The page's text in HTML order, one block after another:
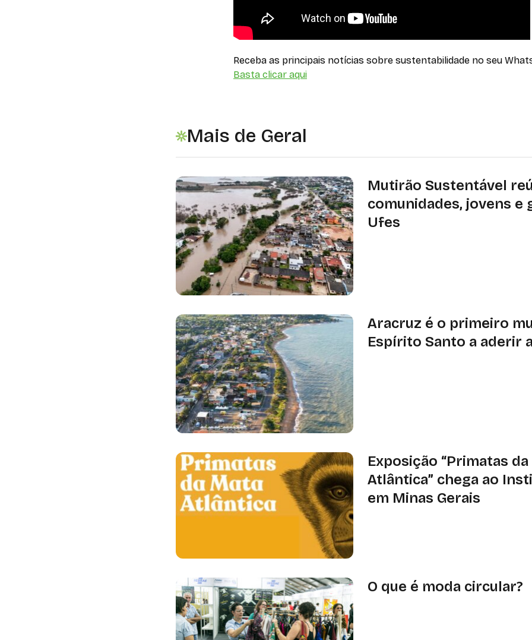
Receba as principais notícias sobre sustentabilidade no seu
Basta clicar aqui
Mais de Geral
Mutirão Sustentável
comunidades, jovens e
Ufes
Aracruz é o primeiro
Espírito Santo a aderir
Exposição “Primatas
Atlântica” chega ao
em Minas Gerais
O que é moda circular?